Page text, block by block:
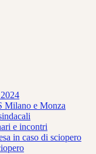
Milano e Monza
e incontri
in caso di sciopero